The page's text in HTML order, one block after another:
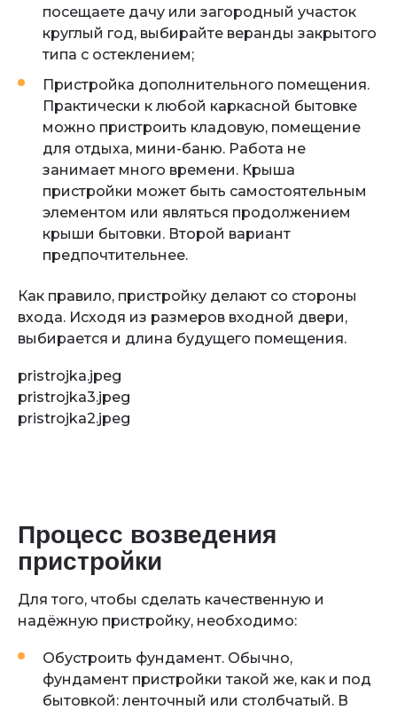
посещаете дачу или загородный участок
круглый год, выбирайте веранды закрытого
типа с остеклением;
Пристройка дополнительного помещения.
Практически к любой каркасной бытовке
можно пристроить кладовую, помещение
для отдыха, мини-баню. Работа не
занимает много времени. Крыша
пристройки может быть самостоятельным
элементом или являться продолжением
крыши бытовки. Второй вариант
предпочтительнее.
Как правило, пристройку делают со стороны
входа. Исходя из размеров входной двери,
выбирается и длина будущего помещения.
pristrojka.jpeg
pristrojka3.jpeg
pristrojka2.jpeg
Процесс возведения
пристройки
Для того, чтобы сделать качественную и
надёжную пристройку, необходимо:
Обустроить фундамент. Обычно,
фундамент пристройки такой же, как и под
бытовкой: ленточный или столбчатый. В